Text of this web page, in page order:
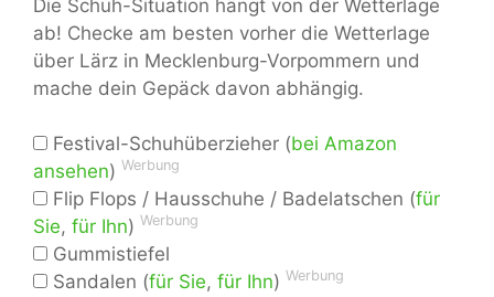
Die Schuh-Situation hängt von der Wetterlage
ab! Checke am besten vorher die Wetterlage
über Lärz in Mecklenburg-Vorpommern und
mache dein Gepäck davon abhängig.
Festival-Schuhüberzieher (bei Amazon
ansehen) Werbung
Flip Flops / Hausschuhe / Badelatschen (für
Sie, für Ihn) Werbung
Gummistiefel
Sandalen (für Sie, für Ihn) Werbung